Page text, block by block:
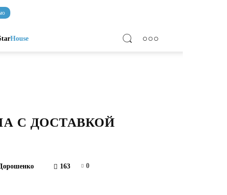
House
С ДОСТАВКОЙ
163 0